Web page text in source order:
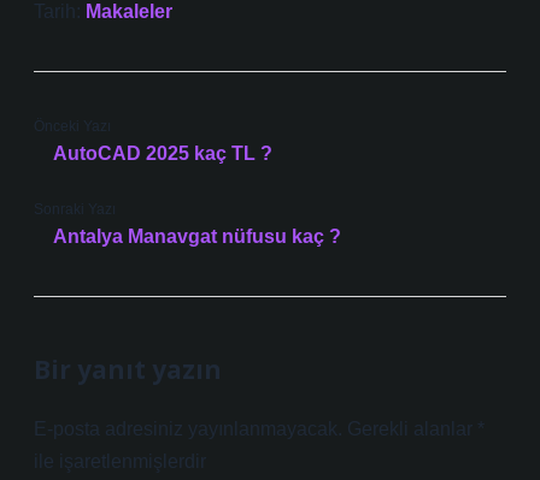
Tarih: Makaleler
Önceki Yazı
AutoCAD 2025 kaç TL ?
Sonraki Yazı
Antalya Manavgat nüfusu kaç ?
Bir yanıt yazın
E-posta adresiniz yayınlanmayacak. Gerekli alanlar *
ile işaretlenmişlerdir